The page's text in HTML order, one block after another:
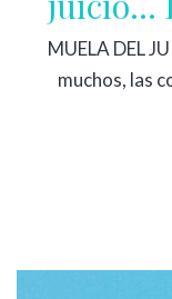
MUELA DEL
muchos, las